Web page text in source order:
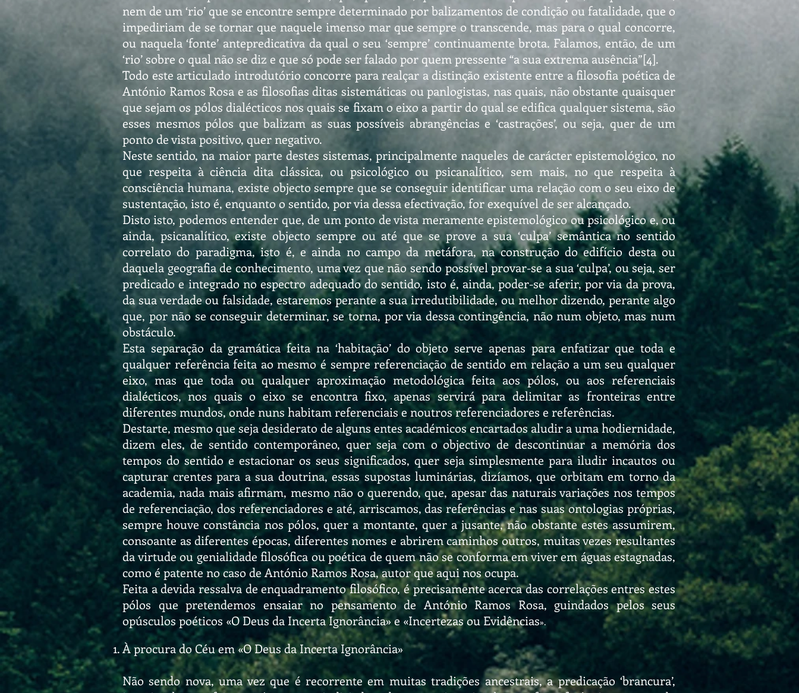
nem de um ‘rio’ que se encontre sempre determinado por balizamentos de condição ou fatalidade, que o
impediriam de se tornar que naquele imenso mar que sempre o transcende, mas para o qual concorre,
ou naquela ‘fonte’ antepredicativa da qual o seu ‘sempre’ continuamente brota. Falamos, então, de um
‘rio’ sobre o qual não se diz e que só pode ser falado por quem pressente “a sua extrema ausência”[4].
Todo este articulado introdutório concorre para realçar a distinção existente entre a filosofia poética de
António Ramos Rosa e as filosofias ditas sistemáticas ou panlogistas, nas quais, não obstante quaisquer
que sejam os pólos dialécticos nos quais se fixam o eixo a partir do qual se edifica qualquer sistema, são
esses mesmos pólos que balizam as suas possíveis abrangências e ‘castrações’, ou seja, quer de um
ponto de vista positivo, quer negativo.
Neste sentido, na maior parte destes sistemas, principalmente naqueles de carácter epistemológico, no
que respeita à ciência dita clássica, ou psicológico ou psicanalítico, sem mais, no que respeita à
consciência humana, existe objecto sempre que se conseguir identificar uma relação com o seu eixo de
sustentação, isto é, enquanto o sentido, por via dessa efectivação, for exequível de ser alcançado.
Disto isto, podemos entender que, de um ponto de vista meramente epistemológico ou psicológico e, ou
ainda, psicanalítico, existe objecto sempre ou até que se prove a sua ‘culpa’ semântica no sentido
correlato do paradigma, isto é, e ainda no campo da metáfora, na construção do edifício desta ou
daquela geografia de conhecimento, uma vez que não sendo possível provar-se a sua ‘culpa’, ou seja, ser
predicado e integrado no espectro adequado do sentido, isto é, ainda, poder-se aferir, por via da prova,
da sua verdade ou falsidade, estaremos perante a sua irredutibilidade, ou melhor dizendo, perante algo
que, por não se conseguir determinar, se torna, por via dessa contingência, não num objeto, mas num
obstáculo.
Esta separação da gramática feita na ‘habitação’ do objeto serve apenas para enfatizar que toda e
qualquer referência feita ao mesmo é sempre referenciação de sentido em relação a um seu qualquer
eixo, mas que toda ou qualquer aproximação metodológica feita aos pólos, ou aos referenciais
dialécticos, nos quais o eixo se encontra fixo, apenas servirá para delimitar as fronteiras entre
diferentes mundos, onde nuns habitam referenciais e noutros referenciadores e referências.
Destarte, mesmo que seja desiderato de alguns entes académicos encartados aludir a uma hodiernidade,
dizem eles, de sentido contemporâneo, quer seja com o objectivo de descontinuar a memória dos
tempos do sentido e estacionar os seus significados, quer seja simplesmente para iludir incautos ou
capturar crentes para a sua doutrina, essas supostas luminárias, dizíamos, que orbitam em torno da
academia, nada mais afirmam, mesmo não o querendo, que, apesar das naturais variações nos tempos
de referenciação, dos referenciadores e até, arriscamos, das referências e nas suas ontologias próprias,
sempre houve constância nos pólos, quer a montante, quer a jusante, não obstante estes assumirem,
consoante as diferentes épocas, diferentes nomes e abrirem caminhos outros, muitas vezes resultantes
da virtude ou genialidade filosófica ou poética de quem não se conforma em viver em águas estagnadas,
como é patente no caso de António Ramos Rosa, autor que aqui nos ocupa.
Feita a devida ressalva de enquadramento filosófico, é precisamente acerca das correlações entres estes
pólos que pretendemos ensaiar no pensamento de António Ramos Rosa, guindados pelos seus
opúsculos poéticos «O Deus da Incerta Ignorância» e «Incertezas ou Evidências».
À procura do Céu em «O Deus da Incerta Ignorância»
Não sendo nova, uma vez que é recorrente em muitas tradições ancestrais, a predicação ‘brancura’,